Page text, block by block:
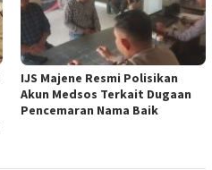
IJS Majene Resmi Polisikan
Akun Medsos Terkait Dugaan
Pencemaran Nama Baik